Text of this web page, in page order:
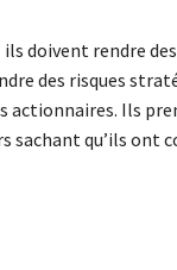
ils doivent rendre
des risques
actionnaires. Ils
sachant qu’ils ont